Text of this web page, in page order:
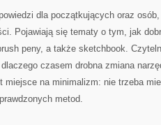
dla początkujących oraz
Pojawiają się tematy o tym, jak
peny, a także sketchbook.
czasem drobna zmiana
miejsce na minimalizm: nie trzeba
metod.